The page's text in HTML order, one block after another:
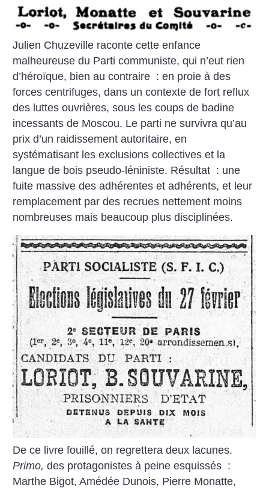
Julien Chuzeville raconte cette enfance
malheureuse du Parti communiste, qui n’eut rien
d’héroïque, bien au contraire : en proie à des
forces centrifuges, dans un contexte de fort reflux
des luttes ouvrières, sous les coups de badine
incessants de Moscou. Le parti ne survivra qu’au
prix d’un raidissement autoritaire, en
systématisant les exclusions collectives et la
langue de bois pseudo-léniniste. Résultat : une
fuite massive des adhérentes et adhérents, et leur
remplacement par des recrues nettement moins
nombreuses mais beaucoup plus disciplinées.
De ce livre fouillé, on regrettera deux lacunes.
Primo, des protagonistes à peine esquissés :
Marthe Bigot, Amédée Dunois, Pierre Monatte,